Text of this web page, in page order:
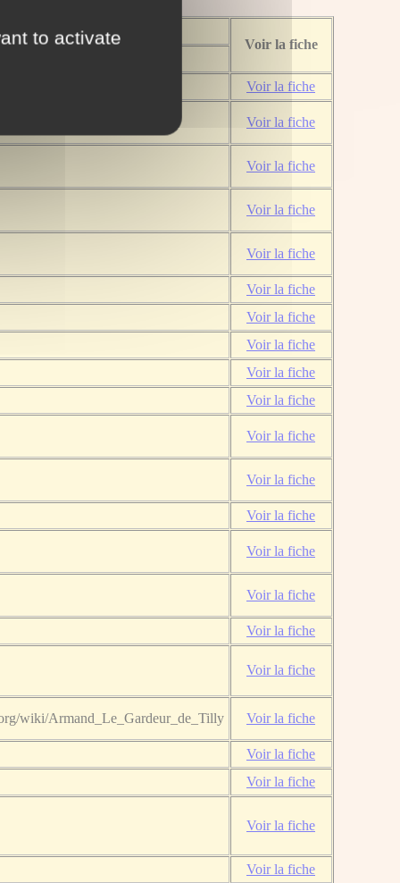
Voir la fiche
Voir la fiche
Voir la fiche
Voir la fiche
Voir la fiche
Voir la fiche
Voir la fiche
Voir la fiche
Voir la fiche
Voir la fiche
Voir la fiche
Voir la fiche
Voir la fiche
Voir la fiche
Voir la fiche
Voir la fiche
Voir la fiche
Voir la fiche
wiki/Armand_Le_Gardeur_de_Tilly Voir la fiche
Voir la fiche
Voir la fiche
Voir la fiche
Voir la fiche
to activate